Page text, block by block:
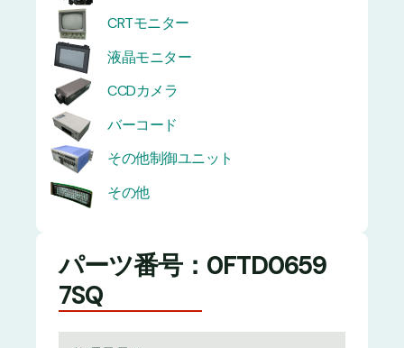
CRTモニター
液晶モニター
CCDカメラ
バーコード
その他制御ユニット
その他
パーツ番号：0FTD0659
7SQ